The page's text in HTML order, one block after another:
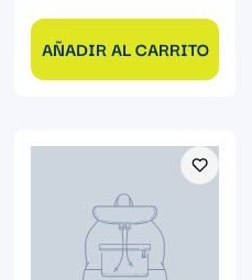
AÑADIR AL CARRITO